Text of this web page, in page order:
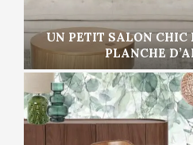
UN PETIT SALON CHIC
PLANCHE